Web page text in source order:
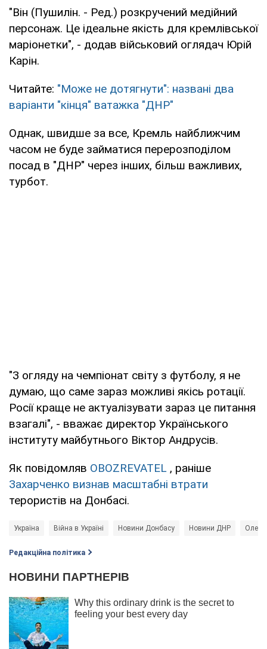
"Він (Пушилін. - Ред.) розкручений медійний
персонаж. Це ідеальне якість для кремлівської
маріонетки", - додав військовий оглядач Юрій
Карін.
Читайте: "Може не дотягнути": названі два
варіанти "кінця" ватажка "ДНР"
Однак, швидше за все, Кремль найближчим
часом не буде займатися перерозподілом
посад в "ДНР" через інших, більш важливих,
турбот.
"З огляду на чемпіонат світу з футболу, я не
думаю, що саме зараз можливі якісь ротації.
Росії краще не актуалізувати зараз це питання
взагалі", - вважає директор Українського
інституту майбутнього Віктор Андрусів.
Як повідомляв OBOZREVATEL , раніше
Захарченко визнав масштабні втрати
терористів на Донбасі.
Україна Війна в Україні Новини Донбасу Новини ДНР
Редакційна політика